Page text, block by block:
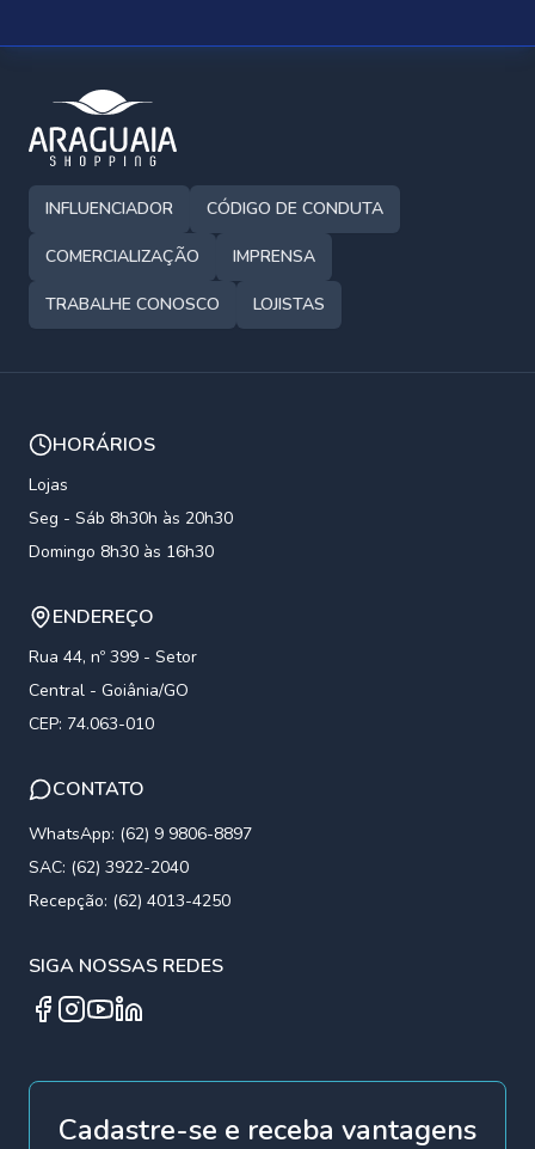
INFLUENCIADOR CÓDIGO DE CONDUTA
COMERCIALIZAÇÃO IMPRENSA
TRABALHE CONOSCO LOJISTAS
HORÁRIOS
Lojas
Seg - Sáb 8h30h às 20h30
Domingo 8h30 às 16h30
ENDEREÇO
Rua 44, nº 399 - Setor
Central - Goiânia/GO
CEP: 74.063-010
CONTATO
WhatsApp: (62) 9 9806-8897
SAC: (62) 3922-2040
Recepção: (62) 4013-4250
SIGA NOSSAS REDES
Cadastre-se e receba vantagens